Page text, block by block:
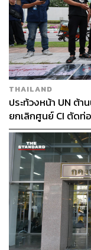
THAILAND
ประท้วงหน้า UN ต้า
ยกเลิกศูนย์ CI ตัดท่